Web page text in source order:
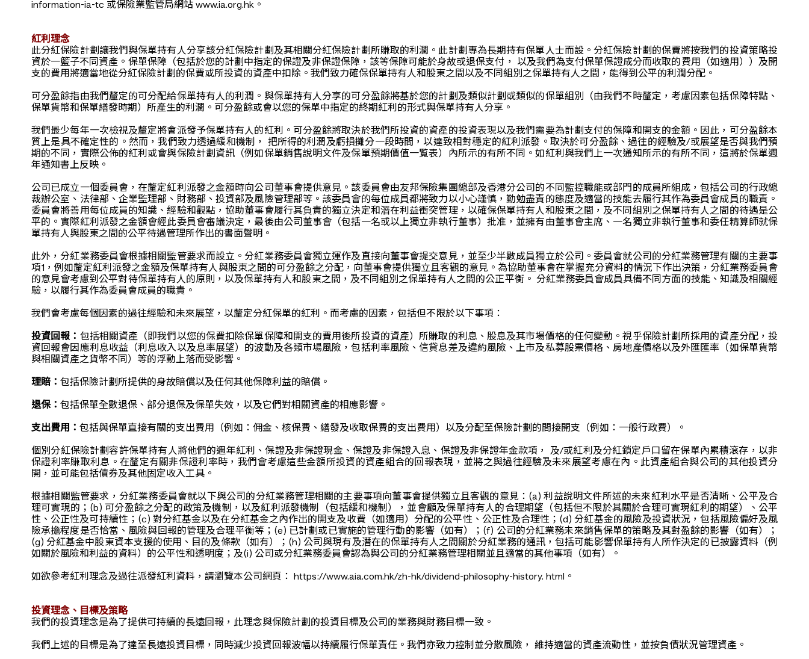
information-ia-tc 或保險業監管局網站 www.ia.org.hk。
紅利理念
此分紅保險計劃讓我們與保單持有人分享該分紅保險計劃及其相關分紅保險計劃所賺取的利潤。此計劃專為長期持有保單人士而設。分紅保險計劃的保費將按我們的投資策略投
資於一籃子不同資產。保單保障（包括於您的計劃中指定的保證及非保證保障，該等保障可能於身故或退保支付， 以及我們為支付保單保證成分而收取的費用（如適用））及開
支的費用將適當地從分紅保險計劃的保費或所投資的資產中扣除。我們致力確保保單持有人和股東之間以及不同組別之保單持有人之間，能得到公平的利潤分配。
可分盈餘指由我們釐定的可分配給保單持有人的利潤。與保單持有人分享的可分盈餘將基於您的計劃及類似計劃或類似的保單組別（由我們不時釐定，考慮因素包括保障特點、
保單貨幣和保單繕發時期）所產生的利潤。可分盈餘或會以您的保單中指定的終期紅利的形式與保單持有人分享。
我們最少每年一次檢視及釐定將會派發予保單持有人的紅利。可分盈餘將取決於我們所投資的資產的投資表現以及我們需要為計劃支付的保障和開支的金額。因此，可分盈餘本
質上是具不確定性的。然而，我們致力透過緩和機制， 把所得的利潤及虧損攤分一段時間，以達致相對穩定的紅利派發。取決於可分盈餘、過往的經驗及/或展望是否與我們預
期的不同，實際公佈的紅利或會與保險計劃資訊（例如保單銷售說明文件及保單預期價值一覧表）內所示的有所不同。如紅利與我們上一次通知所示的有所不同，這將於保單週
年通知書上反映。
公司已成立一個委員會，在釐定紅利派發之金額時向公司董事會提供意見。該委員會由友邦保險集團總部及香港分公司的不同監控職能或部門的成員所組成，包括公司的行政總
裁辦公室、法律部、企業監理部、財務部、投資部及風險管理部等。該委員會的每位成員都將致力以小心謹慎，勤勉盡責的態度及適當的技能去履行其作為委員會成員的職責。
委員會將善用每位成員的知識、經驗和觀點，協助董事會履行其負責的獨立決定和潛在利益衝突管理，以確保保單持有人和股東之間，及不同組別之保單持有人之間的待遇是公
平的。實際紅利派發之金額會經此委員會審議決定，最後由公司董事會（包括一名或以上獨立非執行董事）批准，並擁有由董事會主席、一名獨立非執行董事和委任精算師就保
單持有人與股東之間的公平待遇管理所作出的書面聲明。
此外，分紅業務委員會根據相關監管要求而設立。分紅業務委員會獨立運作及直接向董事會提交意見，並至少半數成員獨立於公司。委員會就公司的分紅業務管理有關的主要事
項1，例如釐定紅利派發之金額及保單持有人與股東之間的可分盈餘之分配，向董事會提供獨立且客觀的意見。為協助董事會在掌握充分資料的情況下作出決策，分紅業務委員會
的意見會考慮到公平對待保單持有人的原則，以及保單持有人和股東之間，及不同組別之保單持有人之間的公正平衡。 分紅業務委員會成員具備不同方面的技能、知識及相關經
驗，以履行其作為委員會成員的職責。
我們會考慮每個因素的過往經驗和未來展望，以釐定分紅保單的紅利。而考慮的因素，包括但不限於以下事項：
投資回報： 包括相關資產（即我們以您的保費扣除保單保障和開支的費用後所投資的資產）所賺取的利息、股息及其市場價格的任何變動。視乎保險計劃所採用的資產分配，投
資回報會因應利息收益（利息收入以及息率展望）的波動及各類市場風險，包括利率風險、信貸息差及違約風險、上市及私募股票價格、房地產價格以及外匯匯率（如保單貨幣
與相關資產之貨幣不同）等的浮動上落而受影響。
理賠： 包括保險計劃所提供的身故賠償以及任何其他保障利益的賠償。
退保： 包括保單全數退保、部分退保及保單失效，以及它們對相關資產的相應影響。
支出費用： 包括與保單直接有關的支出費用（例如：佣金、核保費、繕發及收取保費的支出費用）以及分配至保險計劃的間接開支（例如：一般行政費）。
個別分紅保險計劃容許保單持有人將他們的週年紅利、保證及非保證現金、保證及非保證入息、保證及非保證年金款項， 及/或紅利及分紅鎖定戶口留在保單內累積滾存，以非
保證利率賺取利息。在釐定有關非保證利率時，我們會考慮這些金額所投資的資產組合的回報表現，並將之與過往經驗及未來展望考慮在內。此資產組合與公司的其他投資分
開，並可能包括債券及其他固定收入工具。
根據相關監管要求，分紅業務委員會就以下與公司的分紅業務管理相關的主要事項向董事會提供獨立且客觀的意見：(a) 利益說明文件所述的未來紅利水平是否清晰、公平及合
理可實現的；(b) 可分盈餘之分配的政策及機制，以及紅利派發機制（包括緩和機制），並會顧及保單持有人的合理期望（包括但不限於其關於合理可實現紅利的期望）、公平
性、公正性及可持續性；(c) 對分紅基金以及在分紅基金之內作出的開支及收費（如適用）分配的公平性、公正性及合理性；(d) 分紅基金的風險及投資狀況，包括風險偏好及風
險承擔程度是否恰當、風險與回報的管理及合理平衡等；(e) 已計劃或已實施的管理行動的影響（如有）；(f) 公司的分紅業務未來銷售保單的策略及其對盈餘的影響（如有）；
(g) 分紅基金中股東資本支援的使用、目的及條款（如有）；(h) 公司與現有及潛在的保單持有人之間關於分紅業務的通訊，包括可能影響保單持有人所作決定的已披露資料（例
如關於風險和利益的資料）的公平性和透明度；及(i) 公司或分紅業務委員會認為與公司的分紅業務管理相關並且適當的其他事項（如有）。
如欲參考紅利理念及過往派發紅利資料，請瀏覽本公司網頁： https://www.aia.com.hk/zh-hk/dividend-philosophy-history. html。
投資理念、目標及策略
我們的投資理念是為了提供可持續的長遠回報，此理念與保險計劃的投資目標及公司的業務與財務目標一致。
我們上述的目標是為了達至長遠投資目標，同時減少投資回報波幅以持續履行保單責任。我們亦致力控制並分散風險， 維持適當的資產流動性，並按負債狀況管理資產。